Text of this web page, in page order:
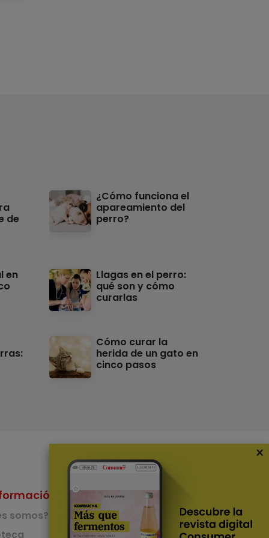
de
¿Cómo funciona el
apareamiento del
perro?
en
Llagas en el perro:
qué son y cómo
curarlas
Cómo curar la
herida de un gato en
cinco pasos
somos?
Nuestras Apps
App de recetas
×